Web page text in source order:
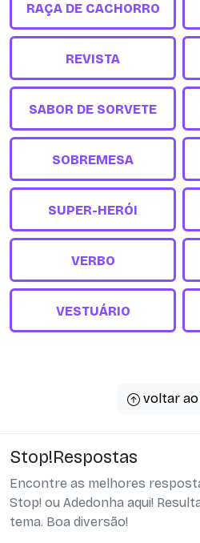
RAÇA DE CACHORRO
REVISTA
SABOR DE SORVETE
SOBREMESA
SUPER-HERÓI
VERBO
VESTUÁRIO
voltar
Stop!Respostas
Encontre as melhores
Stop! ou Adedonha aqui!
tema. Boa diversão!